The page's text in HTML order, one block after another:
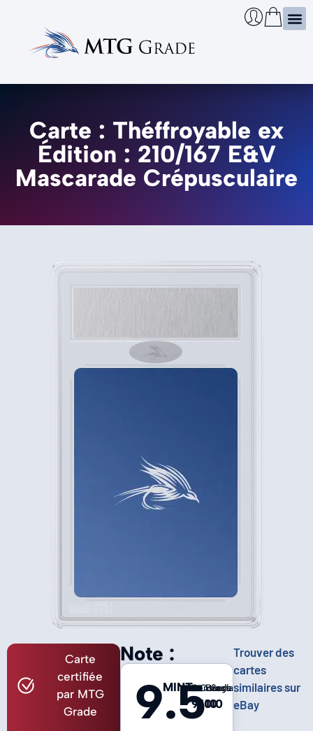
Carte : Théffroyable ex
Édition : 210/167 E&V
Mascarade Crépusculaire
Carte
certifiée
par MTG
Grade
Note :
9.5
MINTCentrage
9
Coins
10
Bords
10
Surface
10
Trouver des
cartes
similaires sur
eBay